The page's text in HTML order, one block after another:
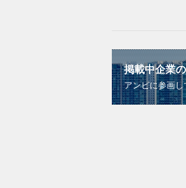
掲載中企業
アンビに参画